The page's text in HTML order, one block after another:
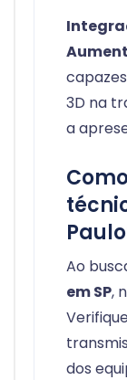
3D na
a
Ao
em SP,
dos